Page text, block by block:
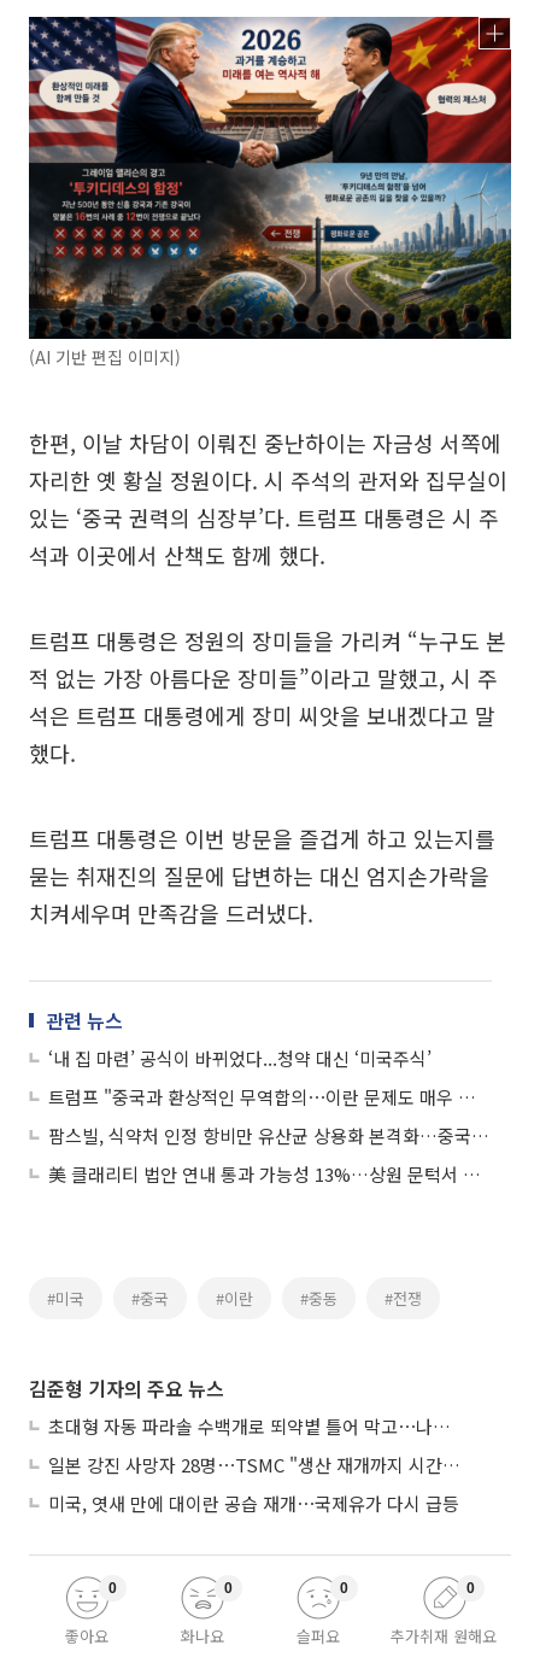
(AI 기반 편집 이미지)
한편, 이날 차담이 이뤄진 중난하이는 자금성 서쪽에
자리한 옛 황실 정원이다. 시 주석의 관저와 집무실이
있는 ‘중국 권력의 심장부’다. 트럼프 대통령은 시 주
석과 이곳에서 산책도 함께 했다.
트럼프 대통령은 정원의 장미들을 가리켜 “누구도 본
적 없는 가장 아름다운 장미들”이라고 말했고, 시 주
석은 트럼프 대통령에게 장미 씨앗을 보내겠다고 말
했다.
트럼프 대통령은 이번 방문을 즐겁게 하고 있는지를
묻는 취재진의 질문에 답변하는 대신 엄지손가락을
치켜세우며 만족감을 드러냈다.
관련 뉴스
‘내 집 마련’ 공식이 바뀌었다...청약 대신 ‘미국주식’
트럼프 "중국과 환상적인 무역합의⋯이란 문제도 매우 공감"
팜스빌, 식약처 인정 항비만 유산균 상용화 본격화…중국ㆍ미 아마존 등 입점 추진
美 클래리티 법안 연내 통과 가능성 13%…상원 문턱서 제동
#미국 #중국 #이란 #중동 #전쟁
김준형 기자의 주요 뉴스
초대형 자동 파라솔 수백개로 뙤약볕 틀어 막고⋯나라별 폭염 생존법
일본 강진 사망자 28명⋯TSMC "생산 재개까지 시간 필요해"
미국, 엿새 만에 대이란 공습 재개⋯국제유가 다시 급등
좋아요
0
화나요
0
슬퍼요
0
추가취재 원해요
0